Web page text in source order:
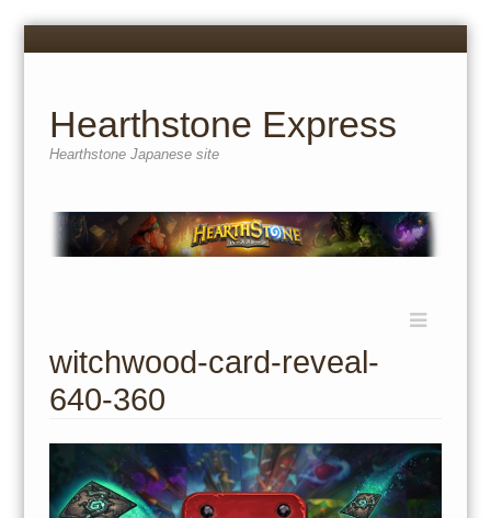
Menu
Hearthstone Express
Hearthstone Japanese site
content
witchwood-card-reveal-
640-360